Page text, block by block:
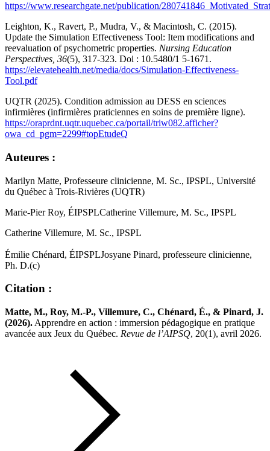
https://www.researchgate.net/publication/
Leighton, K., Ravert, P., Mudra, V., & Macintosh, C. (2015).
Update the Simulation Effectiveness Tool: Item modifications and
reevaluation of psychometric properties. Nursing Education
Perspectives, 36(5), 317-323. Doi : 10.5480/1 5-1671.
https://elevatehealth.net/media/docs/Simulation-Effectiveness-
Tool.pdf
UQTR (2025). Condition admission au DESS en sciences
infirmières (infirmières praticiennes en soins de première ligne).
https://oraprdnt.uqtr.uquebec.ca/portail/triw082.afficher?
owa_cd_pgm=2299#topEtudeQ
Auteures :
Marilyn Matte, Professeure clinicienne, M. Sc., IPSPL, Université
du Québec à Trois‑Rivières (UQTR)
Marie‑Pier Roy, ÉIPSPLCatherine Villemure, M. Sc., IPSPL
Catherine Villemure, M. Sc., IPSPL
Émilie Chénard, ÉIPSPLJosyane Pinard, professeure clinicienne,
Ph. D.(c)
Citation :
Matte, M., Roy, M.-P., Villemure, C., Chénard, É., & Pinard, J.
(2026). Apprendre en action : immersion pédagogique en pratique
avancée aux Jeux du Québec. Revue de l’AIPSQ, 20(1), avril 2026.